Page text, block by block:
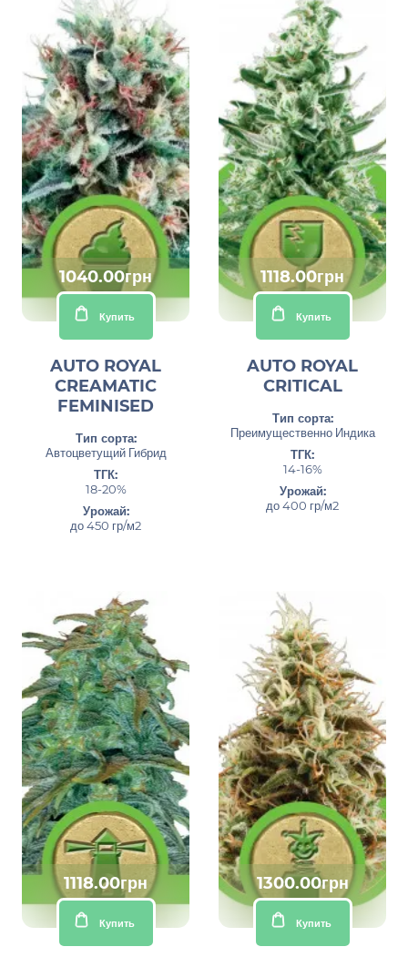
1040.00грн
Купить
AUTO ROYAL
CREAMATIC
FEMINISED
Тип сорта:
Автоцветущий Гибрид
ТГК:
18-20%
Урожай:
до 450 гр/м2
1118.00грн
Купить
AUTO ROYAL
CRITICAL
Тип сорта:
Преимущественно Индика
ТГК:
14-16%
Урожай:
до 400 гр/м2
1118.00грн
Купить
1300.00грн
Купить